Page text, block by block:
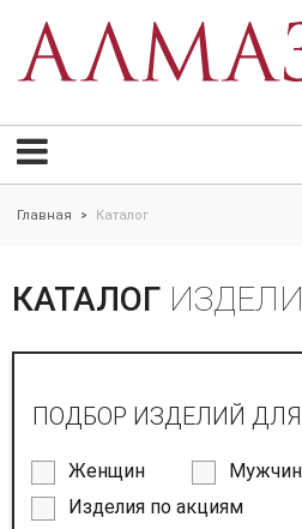
Главная > Каталог
КАТАЛОГ
ПОДБОР ИЗДЕЛИЙ
Женщин Мужчин
Изделия по акциям